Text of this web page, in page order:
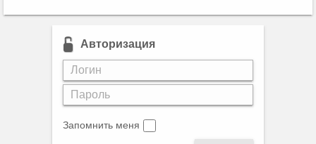
Авторизация
Запомнить меня